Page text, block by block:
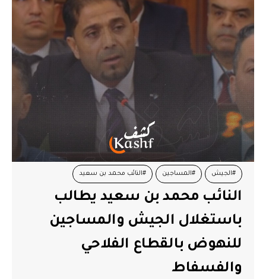
#الجيش #المساجين #النائب محمد بن سعيد
النائب محمد بن سعيد يطالب
باستغلال الجيش والمساجين
للنهوض بالقطاع الفلاحي
والفسفاط